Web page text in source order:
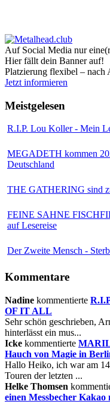
Auf Social Media nur
Hier fällt dein Banner auf!
Platzierung flexibel – nach
Jetzt informieren
Meistgelesen
R.I.P. Lou Koller - Mein
MEGADETH kommen
Deutschland
THE GATHERING sind
FEINE SAHNE
auf Lesereise
Der Zweite Mensch -
Kommentare
Nadine kommentierte
OF IT ALL
Sehr schön geschrieben,
hinterlässt ein mus...
Icke kommentierte
Hauch von Magie in
Hallo Heiko, ich war am
Touren der letzten ...
Helke Thomsen
einen Messbecher